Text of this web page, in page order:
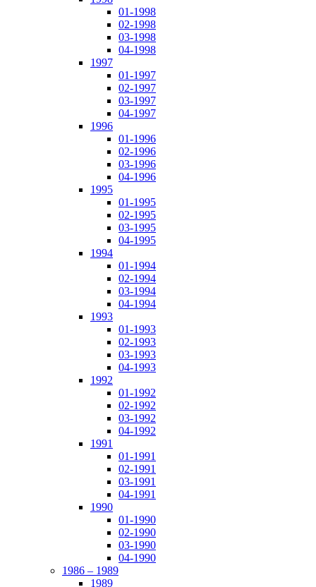
01-1998
02-1998
03-1998
04-1998
1997
01-1997
02-1997
03-1997
04-1997
1996
01-1996
02-1996
03-1996
04-1996
1995
01-1995
02-1995
03-1995
04-1995
1994
01-1994
02-1994
03-1994
04-1994
1993
01-1993
02-1993
03-1993
04-1993
1992
01-1992
02-1992
03-1992
04-1992
1991
01-1991
02-1991
03-1991
04-1991
1990
01-1990
02-1990
03-1990
04-1990
1986 – 1989
1989